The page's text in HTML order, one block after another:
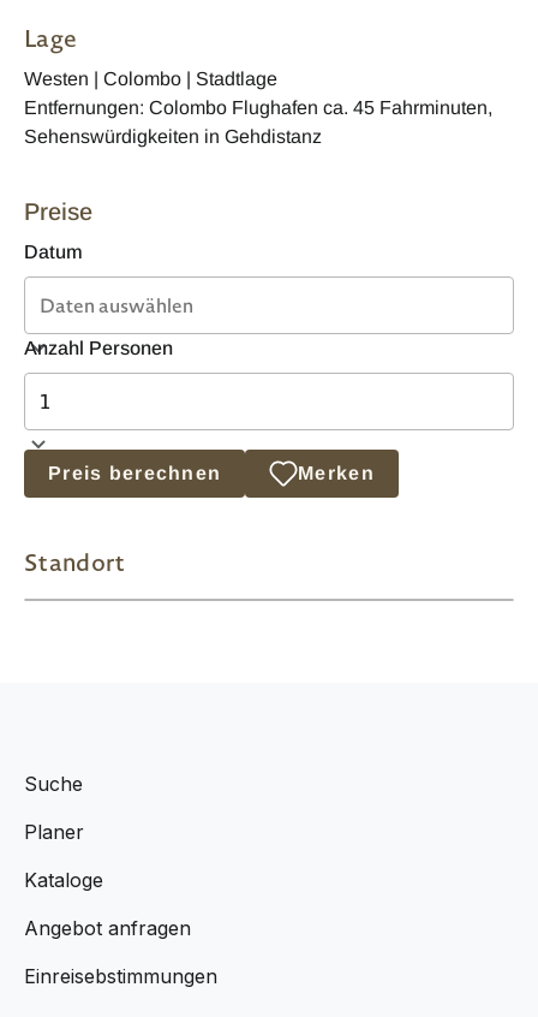
Lage
Westen | Colombo | Stadtlage
Entfernungen: Colombo Flughafen ca. 45 Fahrminuten,
Sehenswürdigkeiten in Gehdistanz
Preise
Datum
Anzahl Personen
Preis berechnen Merken
Standort
Suche
Planer
Kataloge
Angebot anfragen
Einreisebstimmungen